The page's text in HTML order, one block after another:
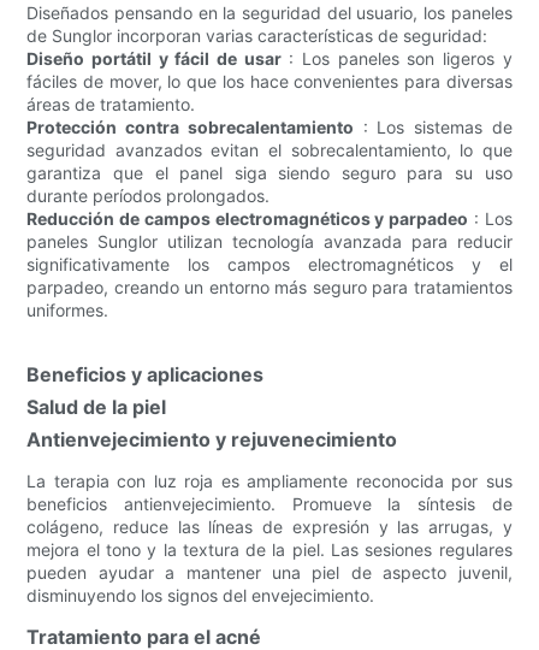
Diseñados pensando en la seguridad del usuario, los paneles
de Sunglor incorporan varias características de seguridad:
Diseño portátil y fácil de usar: Los paneles son ligeros y
fáciles de mover, lo que los hace convenientes para diversas
áreas de tratamiento.
Protección contra sobrecalentamiento : Los sistemas de
seguridad avanzados evitan el sobrecalentamiento, lo que
garantiza que el panel siga siendo seguro para su uso
durante períodos prolongados.
Reducción de campos electromagnéticos y parpadeo : Los
paneles Sunglor utilizan tecnología avanzada para reducir
significativamente los campos electromagnéticos y el
parpadeo, creando un entorno más seguro para tratamientos
uniformes.
Beneficios y aplicaciones
Salud de la piel
Antienvejecimiento y rejuvenecimiento
La terapia con luz roja es ampliamente reconocida por sus
beneficios antienvejecimiento. Promueve la síntesis de
colágeno, reduce las líneas de expresión y las arrugas, y
mejora el tono y la textura de la piel. Las sesiones regulares
pueden ayudar a mantener una piel de aspecto juvenil,
disminuyendo los signos del envejecimiento.
Tratamiento para el acné